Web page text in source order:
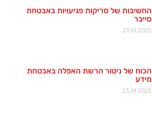
החשיבות של סריקות פגיעויות באבטחת
סייבר
29.01.2025
הכוח של ניטור הרשת האפלה באבטחת
מידע
23.01.2025